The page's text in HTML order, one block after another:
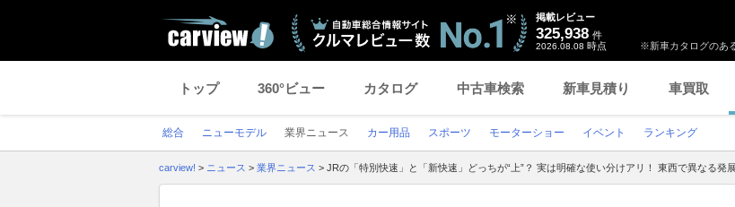
※新車カタログのあ
掲載レビュー
325,938 件
2026.08.08 時点
トップ 360°ビュー カタログ 中古車検索 新車見積り 車買取
総合 ニューモデル 業界ニュース カー用品 スポーツ モーターショー イベント ランキング
carview! > ニュース > 業界ニュース > JRの「特別快速」と「新快速」どっちが“上”？ 実は明確な使い分けアリ！ 東西で異なる発